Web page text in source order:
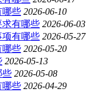
哪些 2026-06-10
求有哪些 2026-06-03
项有哪些 2026-05-27
哪些 2026-05-20
2026-05-13
些 2026-05-08
哪些 2026-04-29